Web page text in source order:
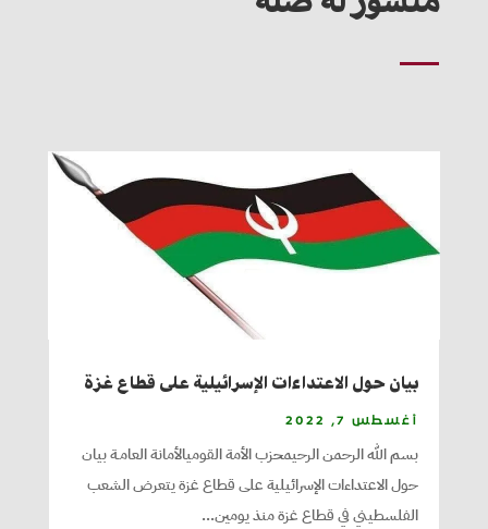
بيان حول الاعتداءات الإسرائيلية على قطاع غزة
أغسطس 7, 2022
بسم الله الرحمن الرحيمحزب الأمة القوميالأمانة العامـة بيان
حول الاعتداءات الإسرائيلية على قطاع غزة يتعرض الشعب
الفلسطيني في قطاع غزة منذ يومين...